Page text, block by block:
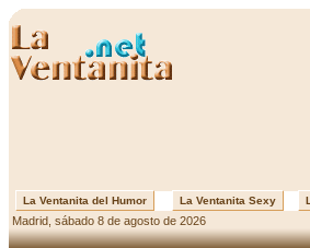
La Ventanita del Humor La Ventanita Sexy
Madrid, sábado 8 de agosto de 2026